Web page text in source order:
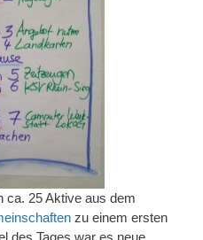
ca. 25 Aktive aus dem
zu einem ersten
des Tages war es neue